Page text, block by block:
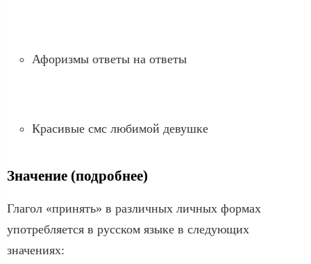
Афоризмы ответы на ответы
Красивые смс любимой девушке
Значение (подробнее)
Глагол «принять» в различных личных формах
употребляется в русском языке в следующих
значениях: